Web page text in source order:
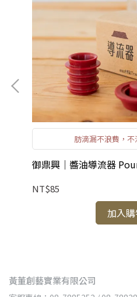
肪滴漏不浪費，
NT$85
加入
黃董創藝實業有限公司